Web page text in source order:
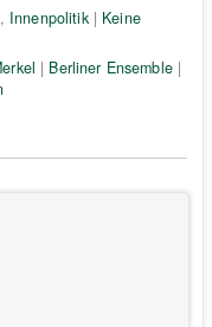
, Innenpolitik| Keine
| Berliner Ensemble|